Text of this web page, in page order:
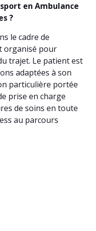
en Ambulance
?
le cadre de
organisé pour
trajet. Le patient est
adaptées à son
particulière portée
prise en charge
de soins en toute
au parcours